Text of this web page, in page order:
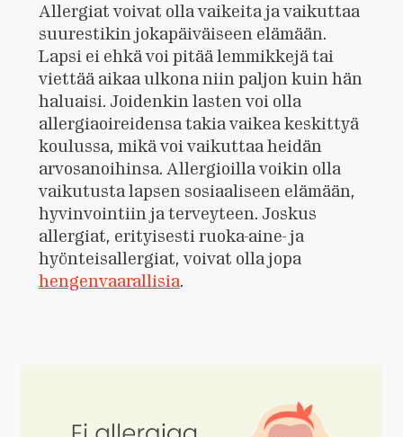
Allergiat voivat olla vaikeita ja vaikuttaa
suurestikin jokapäiväiseen elämään.
Lapsi ei ehkä voi pitää lemmikkejä tai
viettää aikaa ulkona niin paljon kuin hän
haluaisi. Joidenkin lasten voi olla
allergiaoireidensa takia vaikea keskittyä
koulussa, mikä voi vaikuttaa heidän
arvosanoihinsa. Allergioilla voikin olla
vaikutusta lapsen sosiaaliseen elämään,
hyvinvointiin ja terveyteen. Joskus
allergiat, erityisesti ruoka-aine- ja
hyönteisallergiat, voivat olla jopa
hengenvaarallisia.